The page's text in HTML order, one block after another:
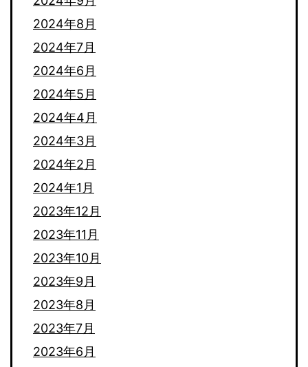
2024年8月
2024年7月
2024年6月
2024年5月
2024年4月
2024年3月
2024年2月
2024年1月
2023年12月
2023年11月
2023年10月
2023年9月
2023年8月
2023年7月
2023年6月